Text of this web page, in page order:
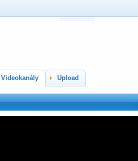
Videokanály Upload